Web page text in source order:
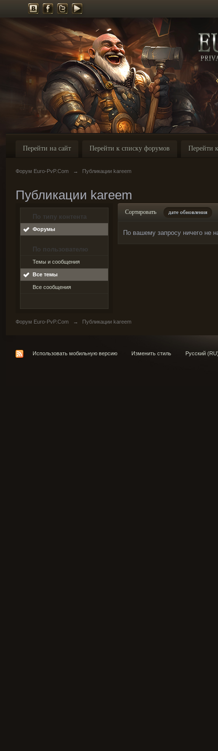
Перейти на сайт Перейти к списку форумов Перейти
Форум Euro-PvP.Com → Публикации kareem
Публикации kareem
По типу контента
Форумы
По пользователю
Темы и сообщения
Все темы
Все сообщения
Сортировать дате обновления
По вашему запросу ничего не
Форум Euro-PvP.Com → Публикации kareem
Использовать мобильную версию Изменить стиль Русский